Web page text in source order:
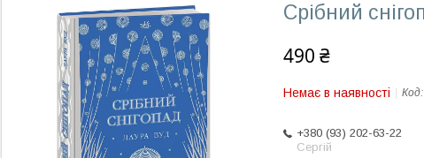
Срібний
490 ₴
Немає в наявності Код:
+380 (93) 202-63-22
Сергій